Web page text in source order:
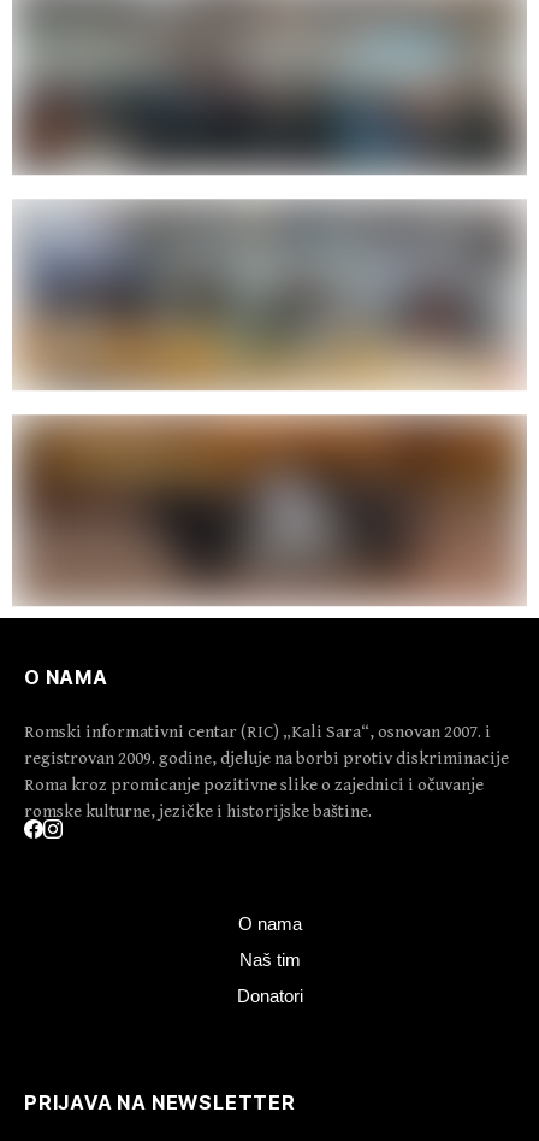
O NAMA
Romski informativni centar (RIC) „Kali Sara“, osnovan 2007. i
registrovan 2009. godine, djeluje na borbi protiv diskriminacije
Roma kroz promicanje pozitivne slike o zajednici i očuvanje
romske kulturne, jezičke i historijske baštine.
O nama
Naš tim
Donatori
PRIJAVA NA NEWSLETTER